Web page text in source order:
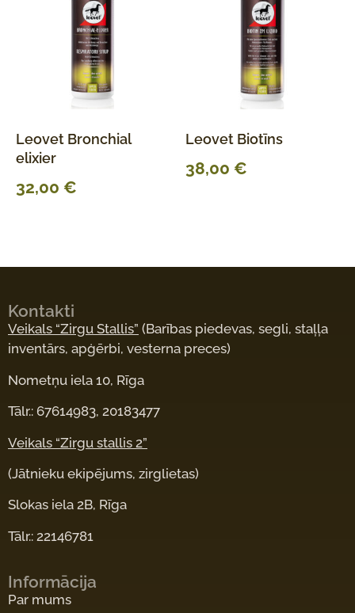
Leovet Bronchial
elixier
32,00 €
Leovet Biotīns
38,00 €
Kontakti
Veikals “Zirgu Stallis” (Barības piedevas, segli, staļļa
inventārs, apģērbi, vesterna preces)
Nometņu iela 10, Rīga
Tālr.: 67614983, 20183477
Veikals “Zirgu stallis 2”
(Jātnieku ekipējums, zirglietas)
Slokas iela 2B, Rīga
Tālr.: 22146781
Informācija
Par mums